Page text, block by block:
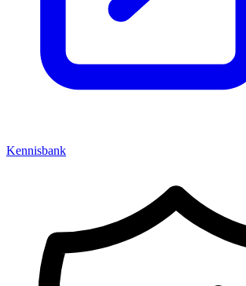
Kennisbank